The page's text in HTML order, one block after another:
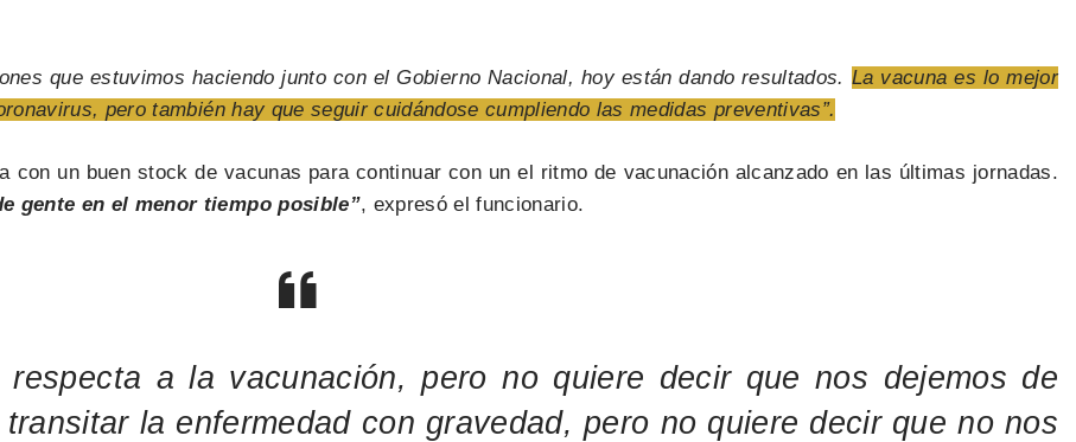
que estuvimos haciendo junto con el Gobierno Nacional, hoy están dando resultados. La vacuna es lo mejor
pero también hay que seguir cuidándose cumpliendo las medidas preventivas”.
con un buen stock de vacunas para continuar con un el ritmo de vacunación alcanzado en las últimas jornadas.
gente en el menor tiempo posible”, expresó el funcionario.
a la vacunación, pero no quiere decir que nos dejemos de
la enfermedad con gravedad, pero no quiere decir que no nos